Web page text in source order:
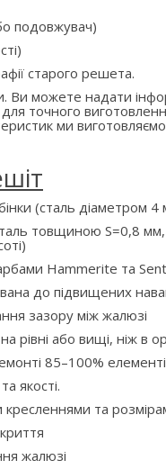
подовжувач)
старого решета.
Ви можете надати
точного
ми
(сталь діаметром
товщиною S=0,8 мм,
Hammerite та
до підвищених
зазору між жалюзі
рівні або вищі, ніж в
85–100%
якості.
та
жалюзі